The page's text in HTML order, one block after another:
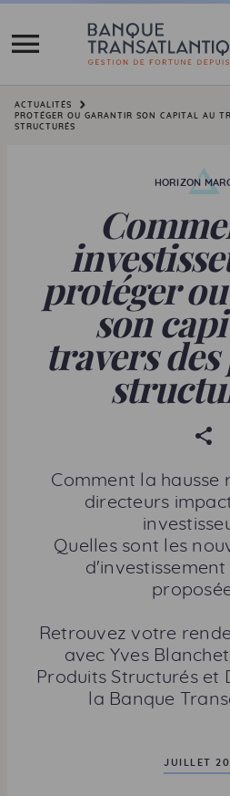
Vous êtes ici:
ACTUALITÉS
PROTÉGER OU GARANTIR SON CAPITAL AU
STRUCTURÉS
HORIZON
protéger
son
travers
r
t
a
g
e
r
e
t
t
e
g
Comment la hausse
directeurs
Quelles sont les
Retrouvez votre
avec Yves
Produits Structurés et
la Banque
JUILLET